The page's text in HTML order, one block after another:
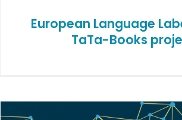
European Language
TaTa-Books